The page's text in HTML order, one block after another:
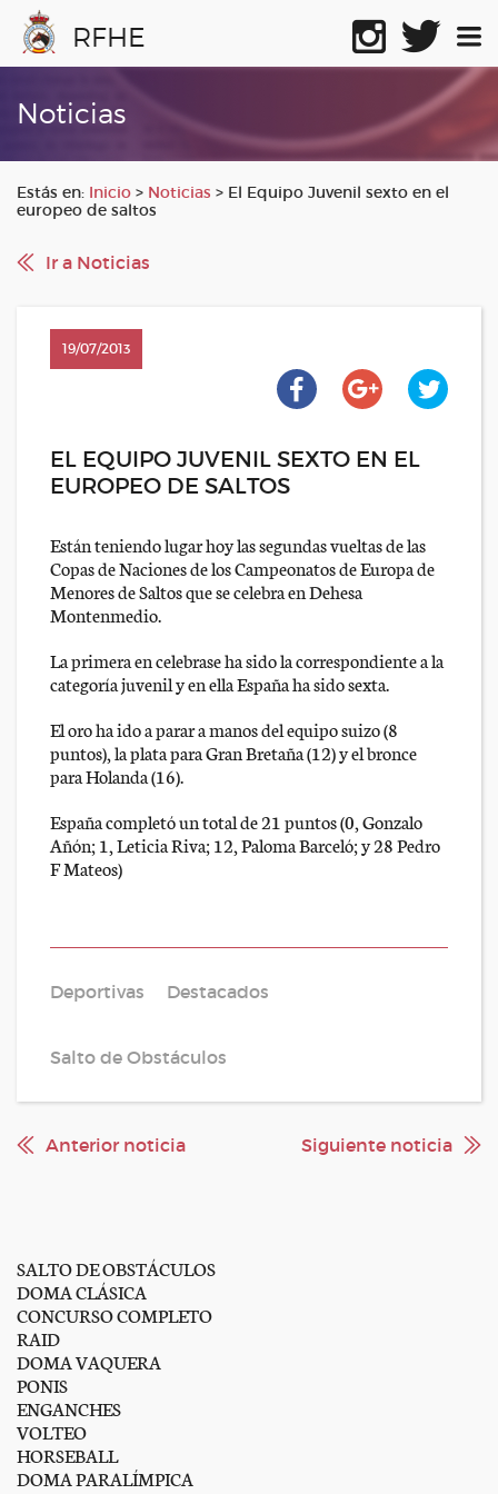
RFHE
Noticias
Estás en: Inicio > Noticias > El Equipo Juvenil sexto en el
europeo de saltos
Ir a Noticias
19/07/2013
EL EQUIPO JUVENIL SEXTO EN EL
EUROPEO DE SALTOS
Están teniendo lugar hoy las segundas vueltas de las
Copas de Naciones de los Campeonatos de Europa de
Menores de Saltos que se celebra en Dehesa
Montenmedio.
La primera en celebrase ha sido la correspondiente a la
categoría juvenil y en ella España ha sido sexta.
El oro ha ido a parar a manos del equipo suizo (8
puntos), la plata para Gran Bretaña (12) y el bronce
para Holanda (16).
España completó un total de 21 puntos (0, Gonzalo
Añón; 1, Leticia Riva; 12, Paloma Barceló; y 28 Pedro
F Mateos)
Deportivas Destacados
Salto de Obstáculos
Anterior noticia Siguiente noticia
SALTO DE OBSTÁCULOS
DOMA CLÁSICA
CONCURSO COMPLETO
RAID
DOMA VAQUERA
PONIS
ENGANCHES
VOLTEO
HORSEBALL
DOMA PARALÍMPICA